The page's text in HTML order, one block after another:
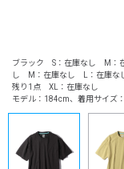
ブラック S：在庫なし M：
し M：在庫なし L：在庫
残り1点 XL：在庫なし
モデル：184cm、着用サイズ